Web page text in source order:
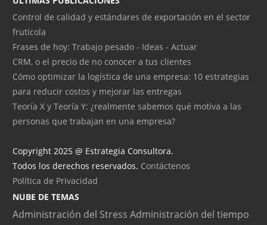
Control de calidad y estándares de exportación en el sector
frutícola
Frases de hoy: Trabajo pesado - Ideas - Actuar
CRM, o el precio de no conocer a tus clientes
Cómo optimizar la logística de una empresa: 10 estrategias
para reducir costos y mejorar las entregas
Teoría X y Teoría Y: ¿realmente sabemos qué motiva a las
personas que trabajan en una empresa?
Copyright 2025 @ Estrategia Consultora.
Todos los derechos reservados. Contáctenos
Política de Privacidad
NUBE DE TEMAS
Administración del Stress Administración del tiempo